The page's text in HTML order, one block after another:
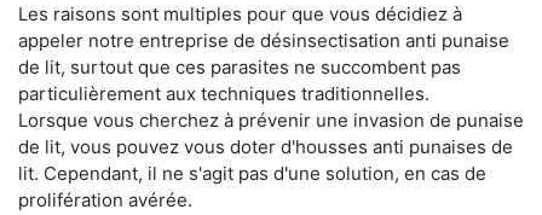
Les raisons sont multiples pour que vous décidiez à
appeler notre entreprise de désinsectisation anti punaise
de lit, surtout que ces parasites ne succombent pas
particulièrement aux techniques traditionnelles.
Lorsque vous cherchez à prévenir une invasion de punaise
de lit, vous pouvez vous doter d'housses anti punaises de
lit. Cependant, il ne s'agit pas d'une solution, en cas de
prolifération avérée.